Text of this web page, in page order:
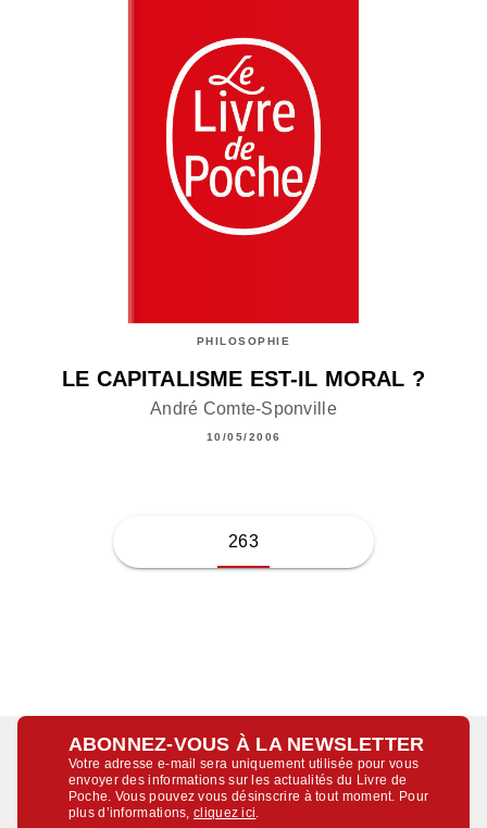
PHILOSOPHIE
LE CAPITALISME EST-IL MORAL ?
André Comte-Sponville
10/05/2006
263
ABONNEZ-VOUS À LA NEWSLETTER
Votre adresse e-mail sera uniquement utilisée pour vous
envoyer des informations sur les actualités du Livre de
Poche. Vous pouvez vous désinscrire à tout moment. Pour
plus d’informations,cliquez ici